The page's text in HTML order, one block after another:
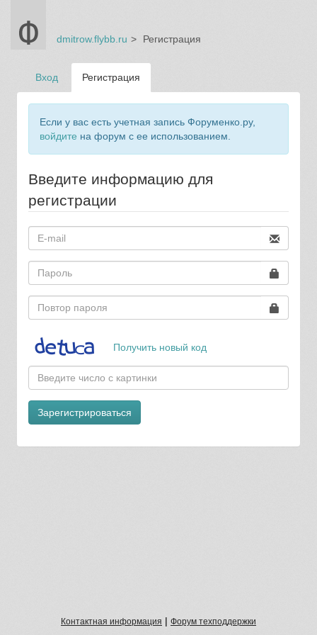
dmitrow.flybb.ru Регистрация
Вход Регистрация
Если у вас есть учетная запись Форуменко.ру,
войдите на форум с ее использованием.
Введите информацию для
регистрации
Получить новый код
Зарегистрироваться
Контактная информация | Форум техподдержки